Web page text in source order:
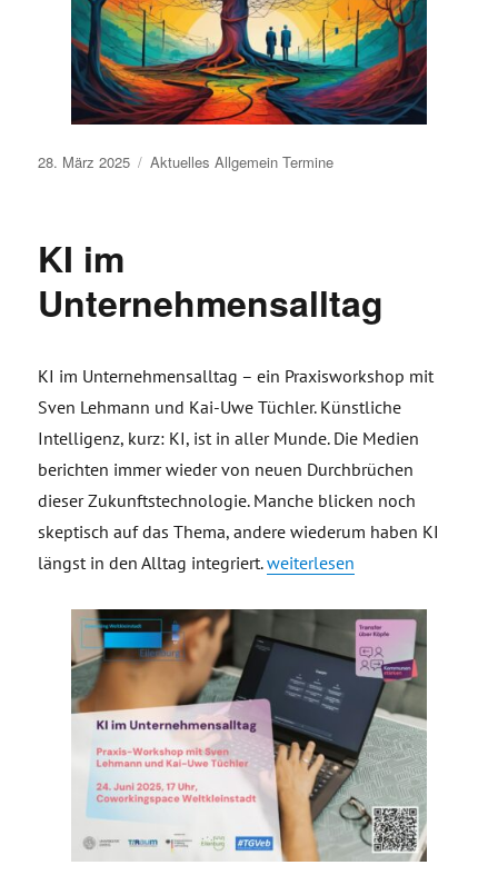
Veröffentlicht
28. März 2025 Aktuelles Allgemein Termine
KI im
Unternehmensalltag
KI im Unternehmensalltag – ein Praxisworkshop mit
Sven Lehmann und Kai-Uwe Tüchler. Künstliche
Intelligenz, kurz: KI, ist in aller Munde. Die Medien
berichten immer wieder von neuen Durchbrüchen
dieser Zukunftstechnologie. Manche blicken noch
skeptisch auf das Thema, andere wiederum haben KI
längst in den Alltag integriert.„KI im Unternehmensalltag“
weiterlesen